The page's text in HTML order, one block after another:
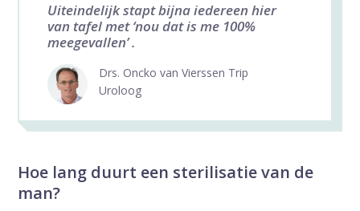
Uiteindelijk stapt bijna iedereen hier
van tafel met ‘nou dat is me 100%
meegevallen’ .
Drs. Oncko van Vierssen Trip
Uroloog
Hoe lang duurt een sterilisatie van de
man?